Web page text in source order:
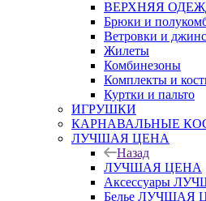
ВЕРХНЯЯ
Брюки и
Ветровки и
Жилеты
Комбинезоны
Комплекты и
Куртки и пальто
ИГРУШКИ
КАРНАВАЛЬНЫЕ
ЛУЧШАЯ ЦЕНА
Назад
ЛУЧШАЯ ЦЕНА
Аксессуары
Белье ЛУЧШАЯ